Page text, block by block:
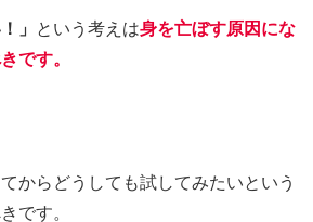
」 という考えは身を亡ぼす原因にな
です。
からどうしても試してみたいという
です。